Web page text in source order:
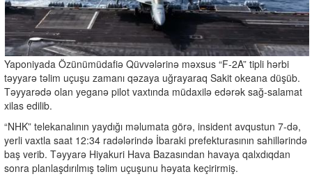
Yaponiyada Özünümüdafiə Qüvvələrinə məxsus “F-2A” tipli hərbi
təyyarə təlim uçuşu zamanı qəzaya uğrayaraq Sakit okeana düşüb.
Təyyarədə olan yeganə pilot vaxtında müdaxilə edərək sağ-salamat
xilas edilib.
“NHK” telekanalının yaydığı məlumata görə, insident avqustun 7-də,
yerli vaxtla saat 12:34 radələrində İbaraki prefekturasının sahillərində
baş verib. Təyyarə Hiyakuri Hava Bazasından havaya qalxdıqdan
sonra planlaşdırılmış təlim uçuşunu həyata keçirirmiş.